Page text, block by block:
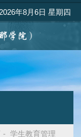
2026年8月6日 星期四
- 学生教育管理